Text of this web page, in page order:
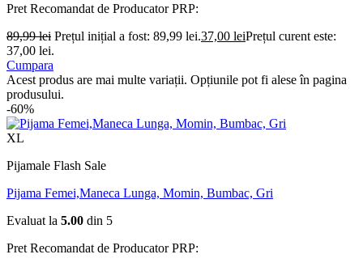
Pret Recomandat de ProducatorPRP:
89,99lei Prețul inițial a fost: 89,99 lei.37,00 leiPrețul curent este:
37,00 lei.
Cumpara
Acest produs are mai multe variații. Opțiunile pot fi alese în pagina
produsului.
-60%
XL
Pijamale Flash Sale
Pijama Femei,Maneca Lunga, Momin, Bumbac, Gri
Evaluat la 5.00 din 5
Pret Recomandat de ProducatorPRP: